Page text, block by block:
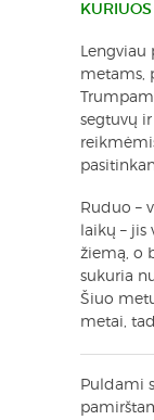
metams,
segtuvų
Ruduo –
laikų – jis
žiemą, o
sukuria
Šiuo
metai,
Puldami